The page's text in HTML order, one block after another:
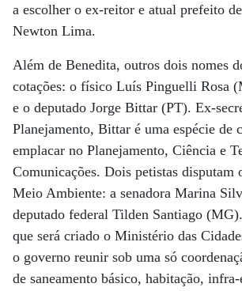
a escolher o ex-reitor e atual prefeito
Newton Lima.
Além de Benedita, outros dois nomes
cotações: o físico Luís Pinguelli Rosa
e o deputado Jorge Bittar (PT). Ex-
Planejamento, Bittar é uma espécie de
emplacar no Planejamento, Ciência e
Comunicações. Dois petistas
Meio Ambiente: a senadora Marina
deputado federal Tilden Santiago
que será criado o Ministério das
o governo reunir sob uma só
de saneamento básico, habitação,